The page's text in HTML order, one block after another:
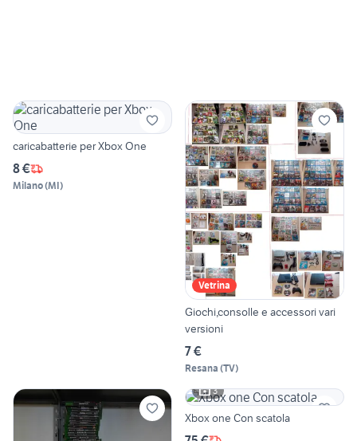
caricabatterie per Xbox One
8 €
Milano(MI)
Vetrina
Giochi,consolle e accessori vari
versioni
7 €
Resana (TV)
3
Xbox one Con scatola